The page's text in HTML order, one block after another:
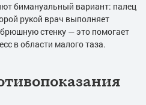
бимануальный вариант: палец
рукой врач выполняет
стенку — это помогает
в области малого таза.